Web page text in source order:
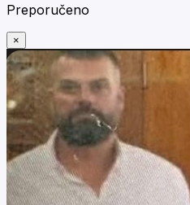
Preporučeno
×